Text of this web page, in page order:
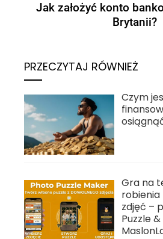
Jak założyć konto
Brytanii?
PRZECZYTAJ RÓWNIEŻ
Czym
Gra na
robienia
zdjęć –
Puzzle